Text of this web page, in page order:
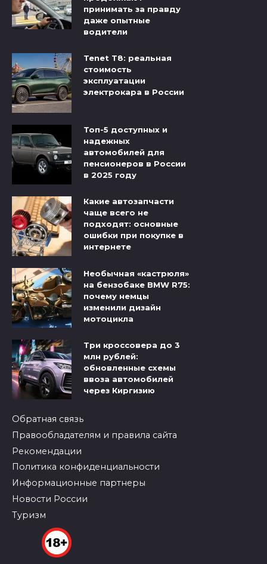
принимать за правду
даже опытные
водители
Tenet T8: реальная
стоимость
эксплуатации
электрокара в России
Топ-5 доступных и
надежных
автомобилей для
пенсионеров в России
в 2025 году
Какие автозапчасти
чаще всего не
подходят: основные
ошибки при покупке в
интернете
Необычная «кастрюля»
на бензобаке BMW R75:
почему немцы
изменили дизайн
мотоцикла
Три кроссовера до 3
млн рублей:
обновленные схемы
ввоза автомобилей
через Киргизию
Обратная связь
Правообладателям и правила сайта
Рекомендации
Политика конфиденциальности
Информационные партнеры
Новости России
Туризм